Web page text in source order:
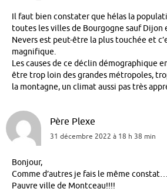
Il faut bien constater que hélas la
toutes les villes de Bourgogne sauf Dijon
Nevers est peut-être la plus touchée et
magnifique.
Les causes de ce déclin démographique
être trop loin des grandes métropoles,
la montagne, un climat aussi pas très
Père Plexe
31 décembre 2022 à 18 h 38 min
Bonjour,
Comme d’autres je fais le même
Pauvre ville de Montceau!!!!